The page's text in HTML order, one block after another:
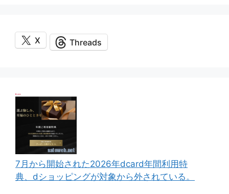
X Threads
7月から開始された2026年dcard年間利用特
典、dショッピングが対象から外されている。